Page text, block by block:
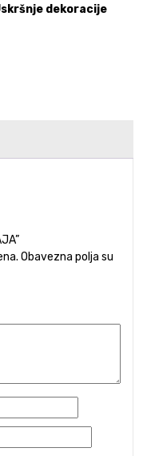
dekoracije
Obavezna polja su